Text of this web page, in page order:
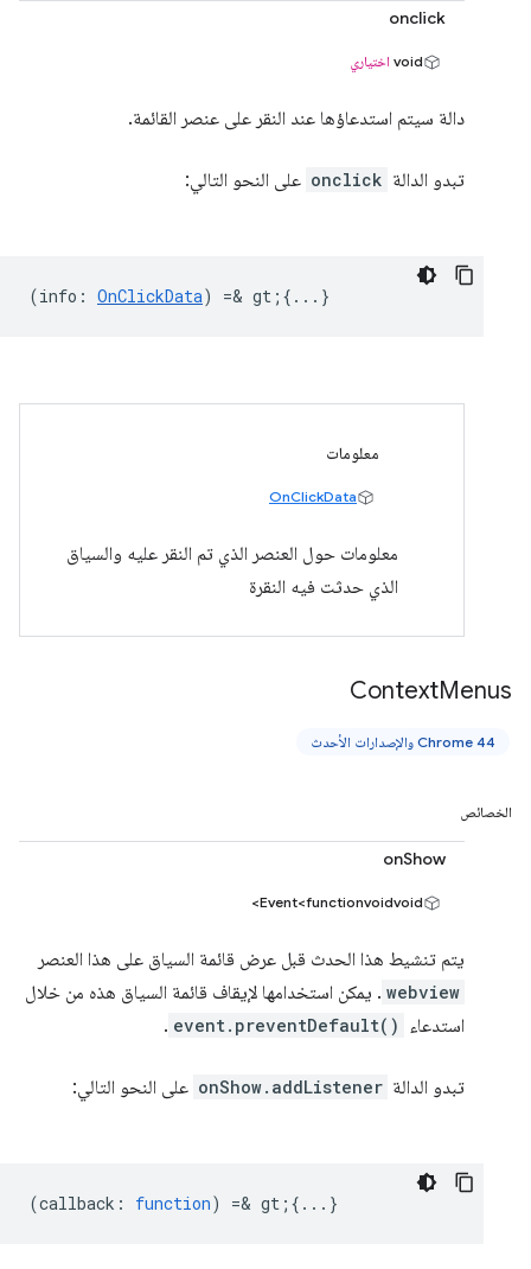
onclick
void اختياري
دالة سيتم استدعاؤها عند النقر على عنصر القائمة.
تبدو الدالة onclick على النحو التالي:
(info : OnClickData) =& gt;{...}
معلومات
OnClickData
معلومات حول العنصر الذي تم النقر عليه والسياق
الذي حدثت فيه النقرة
ContextMenus
Chrome 44 والإصدارات الأحدث
الخصائص
onShow
Event<functionvoidvoid>
يتم تنشيط هذا الحدث قبل عرض قائمة السياق على هذا العنصر
webview . يمكن استخدامها لإيقاف قائمة السياق هذه من خلال
استدعاء event.preventDefault()
.
تبدو الدالة onShow.addListener على النحو التالي:
(callback : function) =& gt;{...}